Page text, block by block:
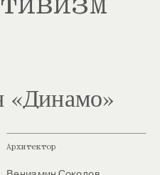
«Динамо»
Архитектор